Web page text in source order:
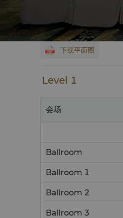
下载平面图
Level 1
会场
Ballroom
Ballroom 1
Ballroom 2
Ballroom 3